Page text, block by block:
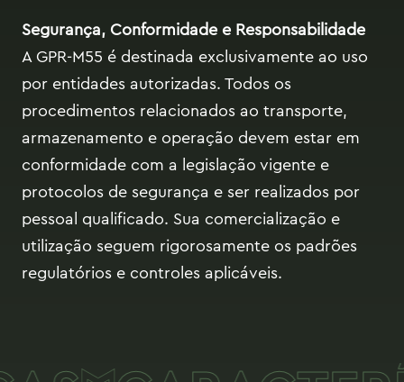
Segurança, Conformidade e Responsabilidade
A GPR-M55 é destinada exclusivamente ao uso
por entidades autorizadas. Todos os
procedimentos relacionados ao transporte,
armazenamento e operação devem estar em
conformidade com a legislação vigente e
protocolos de segurança e ser realizados por
pessoal qualificado. Sua comercialização e
utilização seguem rigorosamente os padrões
regulatórios e controles aplicáveis.